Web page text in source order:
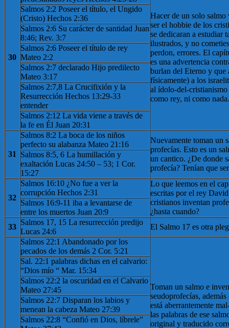
30
Hacer de un solo salmo
ser el hobbie de los
se dedicaran a estudiar
ilustrados, y no
perdon, errores. El
es una advertencia
burlan del Eterno y que
físicamente) a los
al ídolo-del-
como rey, ni como nada.
Salmos 2:2 Poseer el título, el Ungido
(Cristo) Hechos 2:36
Salmos 2:6 Su carácter de santidad Juan
8:46; Rev. 3:7
Salmos 2:6 Poseer el título de rey
Mateo 2:2
Salmos 2:7 declarado Hijo predilecto
Mateo 3:17
Salmos 2:7,8 La Crucifixión y la
Resurrección Hechos 13:29-33
entender
Salmos 2:12 La vida viene a través de
la fe en Él Juan 20:31
31
Salmos 8:2 La boca de los niños
perfecto su alabanza Mateo 21:16
Nuevamente toman un
profecías. Esto es un
un cantico. ¿De donde
profecía? Tenían que
Salmos 8:5, 6 La humillación y
exaltación Lucas 24:50 – 53; 1 Cor.
15:27
32
Salmos 16:10 ¿No fue a ver la
corrupción Hechos 2:31
Lo que leemos en el
escritas por el rey
cristianos inventan
¿hasta cuando?
Salmos 16:9-11 iba a levantarse de
entre los muertos Juan 20:9
33
Salmos 17, 15 La resurrección predijo
Lucas 24:6
El Salmo 17 es otra
Salmos 22:1 Abandonado por los
pecados de los demás 2 Cor. 5:21
Toman un salmo e
seudoprofecías,
está aberrantemente
las palabras de ese
original y traducido
Sal. 22:1 palabras dichas en el calvario:
“Dios mío “ Mar. 15:34
Salmos 22:2 la oscuridad en el Calvario
Mateo 27:45
Salmos 22:7 Disparan los labios y
menean la cabeza Mateo 27:39
Salmos 22:8 “Confió en Dios, líbrele”